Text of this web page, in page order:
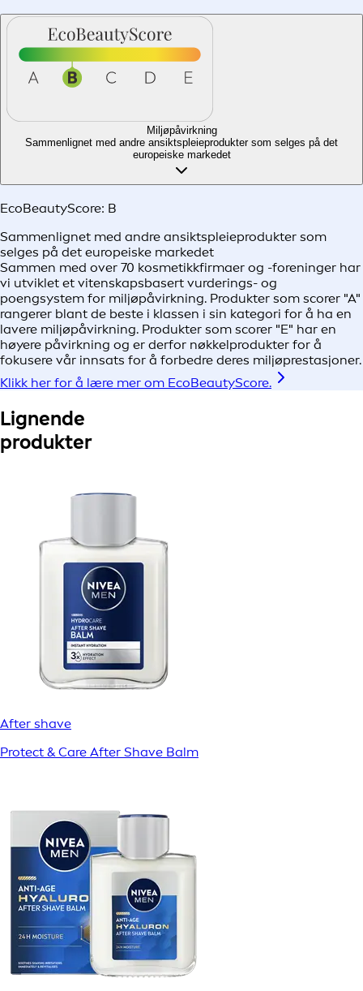
Miljøpåvirkning
Sammenlignet med andre ansiktspleieprodukter som selges på det
europeiske markedet
EcoBeautyScore: B
Sammenlignet med andre ansiktspleieprodukter som
selges på det europeiske markedet
Sammen med over 70 kosmetikkfirmaer og -foreninger har
vi utviklet et vitenskapsbasert vurderings- og
poengsystem for miljøpåvirkning. Produkter som scorer "A"
rangerer blant de beste i klassen i sin kategori for å ha en
lavere miljøpåvirkning. Produkter som scorer "E" har en
høyere påvirkning og er derfor nøkkelprodukter for å
fokusere vår innsats for å forbedre deres miljøprestasjoner.
Klikk her for å lære mer om EcoBeautyScore.
Lignende
produkter
After shave
Protect & Care After Shave Balm